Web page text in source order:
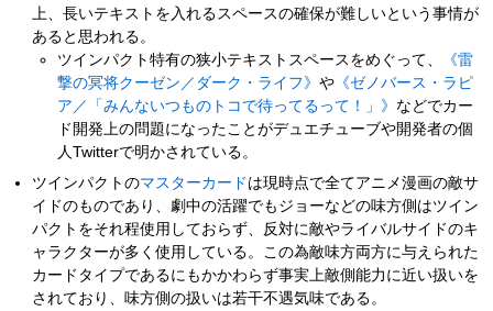
上、長いテキストを入れるスペースの確保が難しいという事情が
あると思われる。
ツインパクト特有の狭小テキストスペースをめぐって、
《雷
撃の冥将クーゼン／ダーク・ライフ》や 《ゼノバース・ラピ
ア／「みんないつものトコで待ってるって！」》 などでカー
ド開発上の問題になったことがデュエチューブや開発者の個
人Twitterで明かされている。
ツインパクトのマスターカード は現時点で全てアニメ漫画の敵サ
イドのものであり、劇中の活躍でもジョーなどの味方側はツイン
パクトをそれ程使用しておらず、反対に敵やライバルサイドのキ
ャラクターが多く使用している。この為敵味方両方に与えられた
カードタイプであるにもかかわらず事実上敵側能力に近い扱いを
されており、味方側の扱いは若干不遇気味である。